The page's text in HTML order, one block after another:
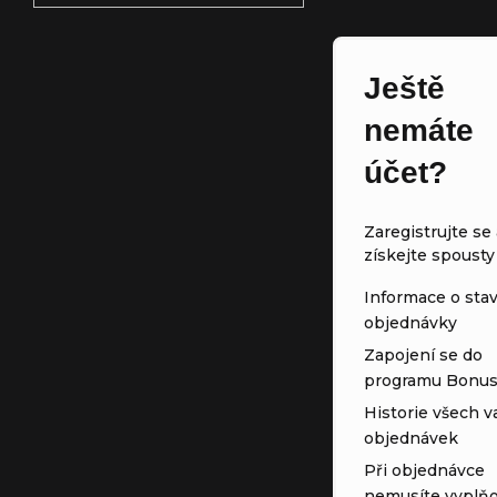
Ještě
nemáte
účet?
Zaregistrujte se
získejte spousty
Informace o
objednávky
Zapojení se do
programu
Historie všech
objednávek
Při objednávce